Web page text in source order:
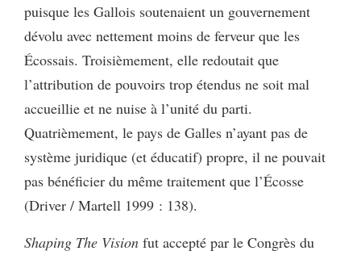
puisque les Gallois soutenaient un gouvernement
dévolu avec nettement moins de ferveur que les
Écossais. Troisièmement, elle redoutait que
l’attribution de pouvoirs trop étendus ne soit mal
accueillie et ne nuise à l’unité du parti.
Quatrièmement, le pays de Galles n’ayant pas de
système juridique (et éducatif) propre, il ne pouvait
pas bénéficier du même traitement que l’Écosse
(Driver / Martell 1999 : 138).
Shaping The Vision fut accepté par le Congrès du